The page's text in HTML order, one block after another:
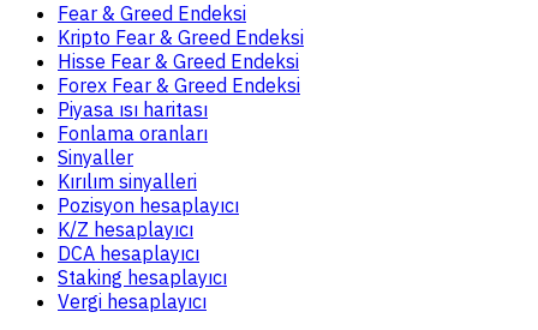
Fear & Greed Endeksi
Kripto Fear & Greed Endeksi
Hisse Fear & Greed Endeksi
Forex Fear & Greed Endeksi
Piyasa ısı haritası
Fonlama oranları
Sinyaller
Kırılım sinyalleri
Pozisyon hesaplayıcı
K/Z hesaplayıcı
DCA hesaplayıcı
Staking hesaplayıcı
Vergi hesaplayıcı